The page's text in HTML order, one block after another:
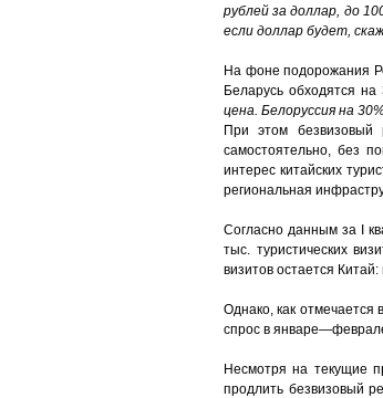
рублей за доллар, до
если доллар будет,
На фоне подорожания
Беларусь обходятся
цена. Белоруссия на
При этом безвизовый
самостоятельно, без
интерес китайских
региональная
Согласно данным за I
тыс. туристических
визитов остается
Однако, как отмечается
спрос в
Несмотря на текущие
продлить безвизовый